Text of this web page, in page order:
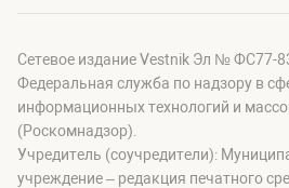
Сетевое издание Vestnik Эл № ФС77-
Федеральная служба по надзору в
информационных технологий и
(Роскомнадзор).
Учредитель (соучредители):
учреждение – редакция печатного